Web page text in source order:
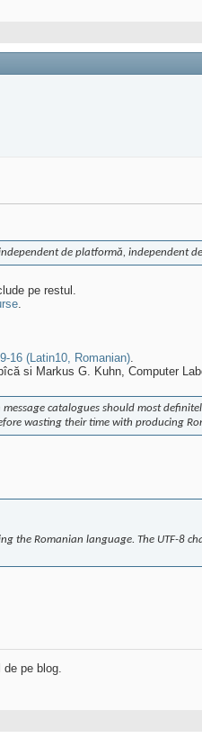
de platformă, independent
pe restul.
.
16 (Latin10, Romanian).
si Markus G. Kuhn, Computer
catalogues should most
wasting their time with producing
the Romanian language. The UTF-8
de pe blog.